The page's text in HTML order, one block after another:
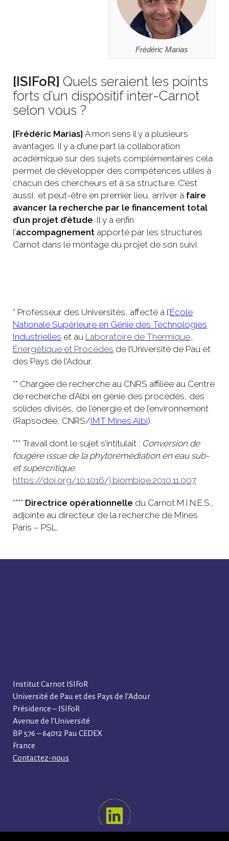
Frédéric Marias
[ISIFoR] Quels seraient les points
forts d’un dispositif inter-Carnot
selon vous ?
[Frédéric Marias] À mon sens il y a plusieurs
avantages. Il y a d’une part la collaboration
académique sur des sujets complémentaires cela
permet de développer des compétences utiles à
chacun des chercheurs et à sa structure. C’est
aussi, et peut-être en premier lieu, arriver à faire
avancer la recherche par le financement total
d’un projet d’étude. Il y a enfin
l’accompagnement apporté par les structures
Carnot dans le montage du projet de son suivi.
* Professeur des Universités, affecté à l’École
Nationale Supérieure en Génie des Technologies
Industrielles et au Laboratoire de Thermique,
Énergétique et Procédés de l’Université de Pau et
des Pays de l’Adour.
** Chargée de recherche au CNRS affiliée au Centre
de recherche d’Albi en génie des procédés, des
solides divisés, de l’énergie et de l’environnement
(Rapsodee, CNRS/IMT Mines Albi).
*** Travail dont le sujet s’intitulait : Conversion de
fougère issue de la phytoremédiation en eau sub-
et supercritique.
https://doi.org/10.1016/j.biombioe.2010.11.007
**** Directrice opérationnelle du Carnot M.I.N.E.S.,
adjointe au directeur de la recherche de Mines
Paris – PSL.
Institut Carnot ISIFoR
Université de Pau et des Pays de l’Adour
Présidence – ISIFoR
Avenue de l’Université
BP 576 – 64012 Pau CEDEX
France
Contactez-nous